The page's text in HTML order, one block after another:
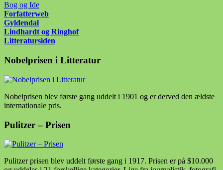
Bog og Ide
Forfatterweb
Gyldendal
Lindhardt og Ringhof
Litteratursiden
Nobelprisen i Litteratur
Nobelprisen blev første gang uddelt i 1901 og er derved den ældste
internationale pris.
Pulitzer – Prisen
Pulitzer prisen blev uddelt første gang i 1917. Prisen er på $10.000